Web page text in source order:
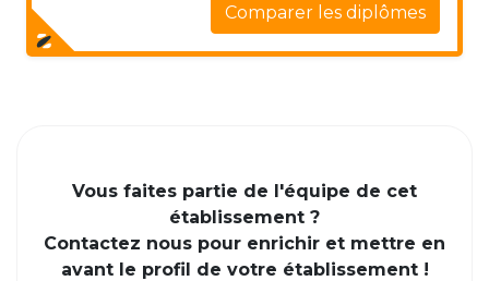
Comparer les diplômes
Vous faites partie de l'équipe de cet
établissement ?
Contactez nous pour enrichir et mettre en
avant le profil de votre établissement !